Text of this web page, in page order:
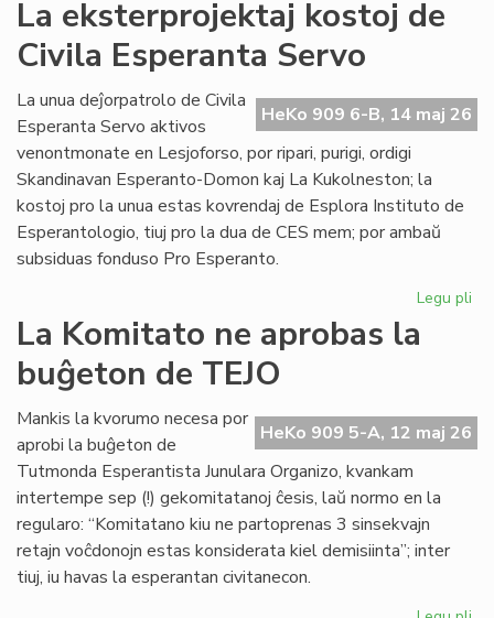
tuj
La eksterprojektaj kostoj de
Civila Esperanta Servo
HeKo 909 6-B, 14 maj 26
La unua deĵorpatrolo de Civila
Esperanta Servo aktivos
venontmonate en Lesjoforso, por ripari, purigi, ordigi
Skandinavan Esperanto-Domon kaj La Kukolneston; la
kostoj pro la unua estas kovrendaj de Esplora Instituto de
Esperantologio, tiuj pro la dua de CES mem; por ambaŭ
subsiduas fonduso Pro Esperanto.
Legu pli
La Komitato ne aprobas la
buĝeton de TEJO
HeKo 909 5-A, 12 maj 26
Mankis la kvorumo necesa por
aprobi la buĝeton de
Tutmonda Esperantista Junulara Organizo, kvankam
intertempe sep (!) gekomitatanoj ĉesis, laŭ normo en la
regularo: “Komitatano kiu ne partoprenas 3 sinsekvajn
retajn voĉdonojn estas konsiderata kiel demisiinta”; inter
tiuj, iu havas la esperantan civitanecon.